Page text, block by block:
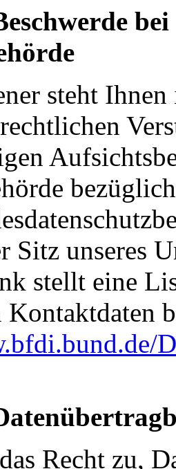
steht Ihnen
Sitz unseres
stellt eine
Kontaktdaten
Recht zu,